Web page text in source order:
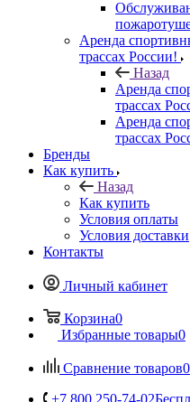
Аренда
трассах России!
Назад
Аренда
трассах
Аренда
трассах
Бренды
Как купить
Назад
Как купить
Условия оплаты
Условия доставки
Контакты
Личный кабинет
Корзина0
Избранные товары0
Сравнение товаров0
+7 800 250-74-02